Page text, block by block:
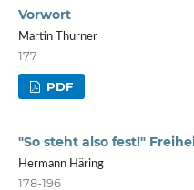
Vorwort
Martin Thurner
177
PDF
"So steht also fest!"
Hermann Häring
178-196